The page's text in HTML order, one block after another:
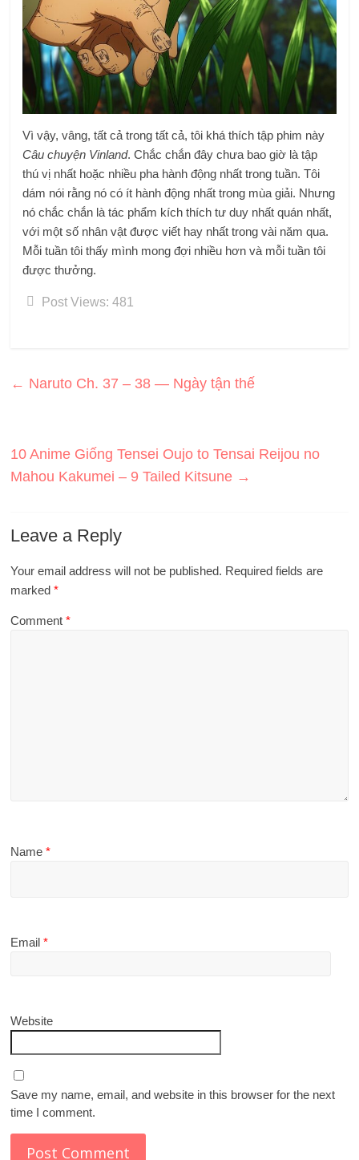
Vì vậy, vâng, tất cả trong tất cả, tôi khá thích tập phim này
Câu chuyện Vinland. Chắc chắn đây chưa bao giờ là tập
thú vị nhất hoặc nhiều pha hành động nhất trong tuần. Tôi
dám nói rằng nó có ít hành động nhất trong mùa giải. Nhưng
nó chắc chắn là tác phẩm kích thích tư duy nhất quán nhất,
với một số nhân vật được viết hay nhất trong vài năm qua.
Mỗi tuần tôi thấy mình mong đợi nhiều hơn và mỗi tuần tôi
được thưởng.
Post Views: 481
← Naruto Ch. 37 – 38 — Ngày tận thế
10 Anime Giống Tensei Oujo to Tensai Reijou no
Mahou Kakumei – 9 Tailed Kitsune →
Leave a Reply
Your email address will not be published. Required fields are
marked*
Comment*
Name*
Email*
Website
Save my name, email, and website in this browser for the next
time I comment.